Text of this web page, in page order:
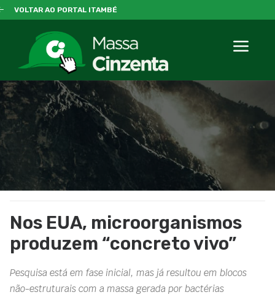
VOLTAR AO PORTAL ITAMBÉ
Nos EUA, microorganismos
produzem “concreto vivo”
Pesquisa está em fase inicial, mas já resultou em blocos
não-estruturais com a massa gerada por bactérias